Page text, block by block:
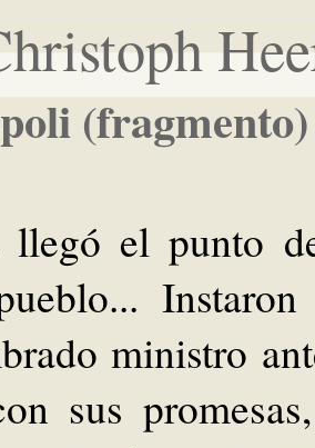
(fragmento)
llegó el punto
ministro
sus